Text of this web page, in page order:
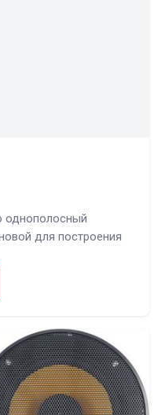
однополосный
для построения